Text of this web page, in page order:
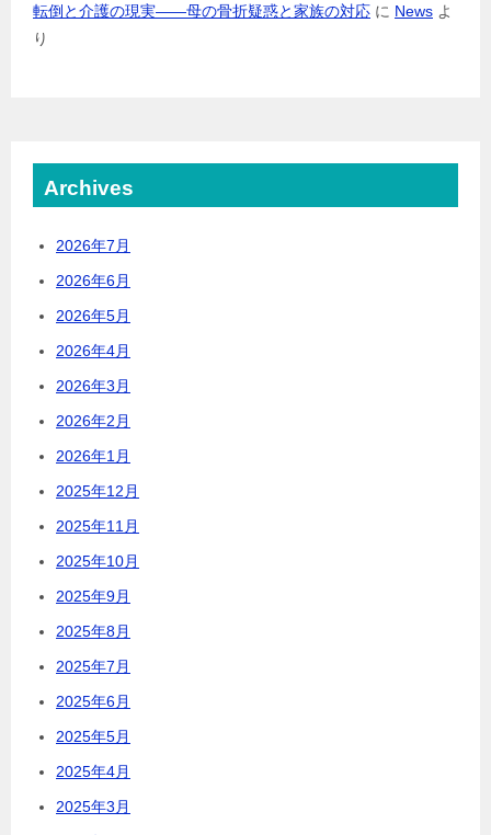
転倒と介護の現実――母の骨折疑惑と家族の対応 に News よ
り
Archives
2026年7月
2026年6月
2026年5月
2026年4月
2026年3月
2026年2月
2026年1月
2025年12月
2025年11月
2025年10月
2025年9月
2025年8月
2025年7月
2025年6月
2025年5月
2025年4月
2025年3月